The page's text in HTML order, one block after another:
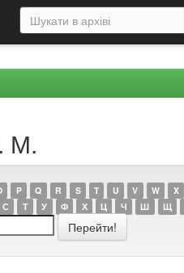
М.
P Q R S T U V W X
С Т У Ф Х Ц Ч Ш Щ